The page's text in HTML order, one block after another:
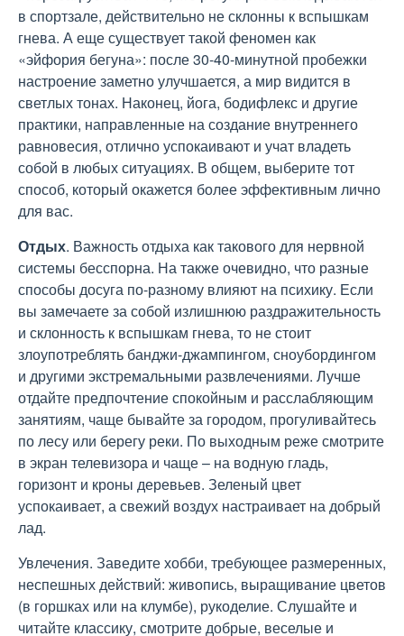
в спортзале, действительно не склонны к вспышкам
гнева. А еще существует такой феномен как
«эйфория бегуна»: после 30-40-минутной пробежки
настроение заметно улучшается, а мир видится в
светлых тонах. Наконец, йога, бодифлекс и другие
практики, направленные на создание внутреннего
равновесия, отлично успокаивают и учат владеть
собой в любых ситуациях. В общем, выберите тот
способ, который окажется более эффективным лично
для вас.
Отдых. Важность отдыха как такового для нервной
системы бесспорна. На также очевидно, что разные
способы досуга по-разному влияют на психику. Если
вы замечаете за собой излишнюю раздражительность
и склонность к вспышкам гнева, то не стоит
злоупотреблять банджи-джампингом, сноубордингом
и другими экстремальными развлечениями. Лучше
отдайте предпочтение спокойным и расслабляющим
занятиям, чаще бывайте за городом, прогуливайтесь
по лесу или берегу реки. По выходным реже смотрите
в экран телевизора и чаще – на водную гладь,
горизонт и кроны деревьев. Зеленый цвет
успокаивает, а свежий воздух настраивает на добрый
лад.
Увлечения. Заведите хобби, требующее размеренных,
неспешных действий: живопись, выращивание цветов
(в горшках или на клумбе), рукоделие. Слушайте и
читайте классику, смотрите добрые, веселые и